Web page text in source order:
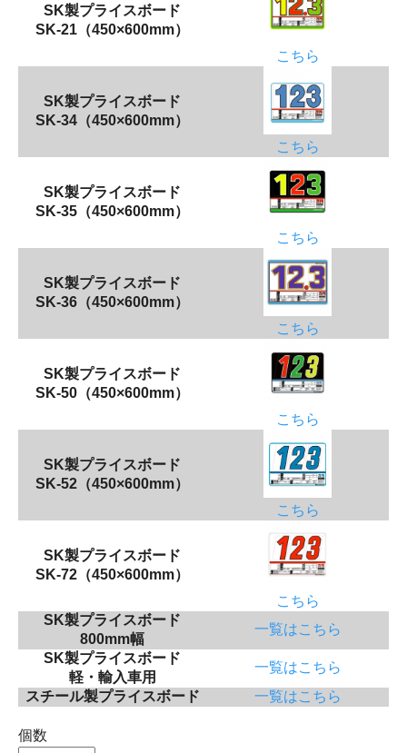
SK製プライスボード
SK-21（450×600mm）
こちら
SK製プライスボード
SK-34（450×600mm）
こちら
SK製プライスボード
SK-35（450×600mm）
こちら
SK製プライスボード
SK-36（450×600mm）
こちら
SK製プライスボード
SK-50（450×600mm）
こちら
SK製プライスボード
SK-52（450×600mm）
こちら
SK製プライスボード
SK-72（450×600mm）
こちら
SK製プライスボード
800mm幅
一覧はこちら
SK製プライスボード
軽・輸入車用
一覧はこちら
スチール製プライスボード
一覧はこちら
個数